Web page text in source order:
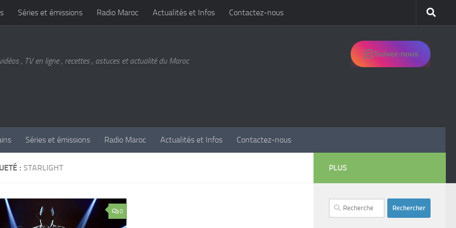
Séries et émissions Radio Maroc Actualités et Infos Contactez-nous
, TV en ligne , recettes , astuces et actualité du Maroc
Suivez-nous
Séries et émissions Radio Maroc Actualités et Infos Contactez-nous
: STARLIGHT
0
PLUS
Rechercher :